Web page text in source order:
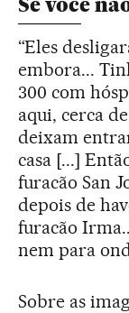
Se você
“Eles
embora...
300 com
aqui, cerca
deixam
casa [...]
furacão San
depois de
furacão
nem para
Sobre as